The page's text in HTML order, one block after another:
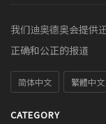
我们迪奥德奥会提供迅
正确和公正的报道
简体中文 繁體中文
CATEGORY